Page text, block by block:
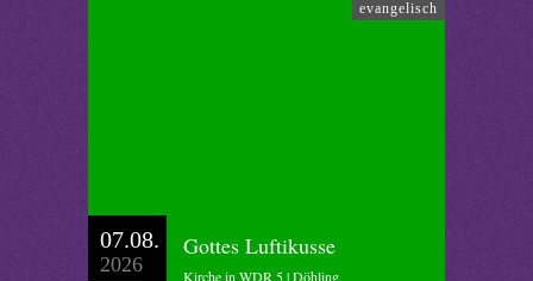
evangelisch
07.08.
2026
Gottes Luftikusse
Kirche in WDR 5 | Döhling